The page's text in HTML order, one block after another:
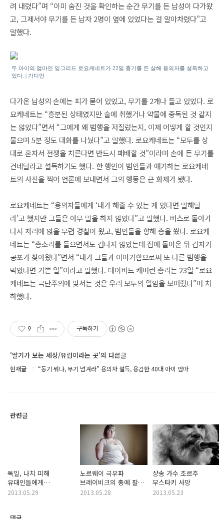
려 내렸다”며 “이미 숨진 것을 확인하는 순간 무기를 든 남성이 다가왔
고, 그제서야 무기를 든 남자 2명이 옆에 있었다는 걸 알아차렸다”고
말했다.
두 아이의 엄마인 잉그리드 로요케네트가 22일 흉기를 든 살해 용의자를 설득하고
있다. | 가디언
다가온 남성의 손에는 피가 묻어 있었고, 무기를 2개나 들고 있었다. 로
요케네트는 “흥분된 상태였지만 술에 취했거나 약물에 중독된 것 같지
는 않았다”면서 “그에게 왜 범행을 저질렀는지, 이제 어떻게 할 것인지
물으며 5분 정도 대화를 나눴다”고 말했다. 로요케네트는 “모두를 상
대로 혼자서 전쟁을 치른다면 반드시 패배할 것”이라며 손에 든 무기를
건네달라고 설득하기도 했다. 한 행인이 범인들과 얘기하는 로요케네
트의 사진을 찍어 언론에 보내면서 그의 행동은 큰 화제가 됐다.
로요케네트는 “용의자들에게 ‘내가 해줄 수 있는 게 있다면 말해달
라’고 했지만 그들은 아무 말을 하지 않았다”고 말했다. 버스로 돌아가
다시 자리에 앉을 무렵 경찰이 왔고, 범인들을 향해 총을 쐈다. 로요케
네트는 “총소리를 들으면서도 겁나지 않았는데 집에 돌아온 뒤 갑자기
공포가 찾아왔다”면서 “내가 그들과 이야기함으로써 또 다른 범행을
막았다면 기쁜 일”이라고 말했다. 데이비드 캐머런 총리는 23일 “로요
케네트는 극단주의에 맞서는 것은 우리 모두의 일임을 보여줬다”며 치
하했다.
9 구독하기
'딸기가 보는 세상/유럽이라는 곳'의 다른글
현재글 “동기 뭐냐, 무기 넘겨라” 용의자 설득, 용감한 40대 아이 엄마
관련글
독일, 나치 피해
유대인들에게
1조1300억원
2013.05.29
노르웨이 극우파
브레이비크의 총에 팔
잃은 소녀
2013.05.28
샹송 가수 조르주
무스타키 사망
2013.05.23